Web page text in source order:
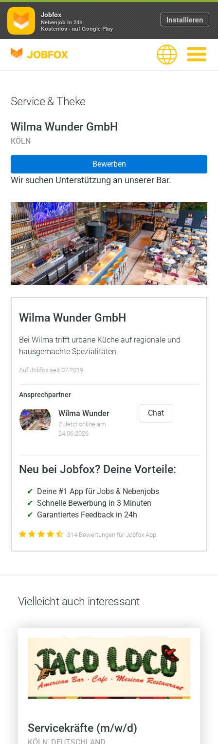
JOBFOX Sprache
Service & Theke
Wilma Wunder GmbH
KÖLN
Bewerben
Wir suchen Unterstützung an unserer Bar.
Wilma Wunder GmbH
Bei Wilma trifft urbane Küche auf regionale und
hausgemachte Spezialitäten.
Auf Jobfox seit 07.2019
Ansprechpartner
Wilma Wunder
Zuletzt online am
24.06.2026
Chat
Neu bei Jobfox? Deine Vorteile:
Deine #1 App für Jobs & Nebenjobs
Schnelle Bewerbung in 3 Minuten
Garantiertes Feedback in 24h
314 Bewertungen für Jobfox App
Vielleicht auch interessant
Servicekräfte (m/w/d)
Jobfox
Nebenjob in 24h
Kostenlos - auf Google Play
Installieren